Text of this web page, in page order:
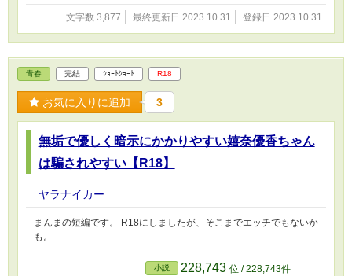
文字数 3,877 最終更新日 2023.10.31 登録日 2023.10.31
青春 完結 ｼｮｰﾄｼｮｰﾄ R18
お気に入りに追加 3
無垢で優しく暗示にかかりやすい嬉奈優香ちゃん
は騙されやすい【R18】
ヤラナイカー
まんまの短編です。 R18にしましたが、そこまでエッチでもないか
も。
小説 228,743 位 / 228,743件